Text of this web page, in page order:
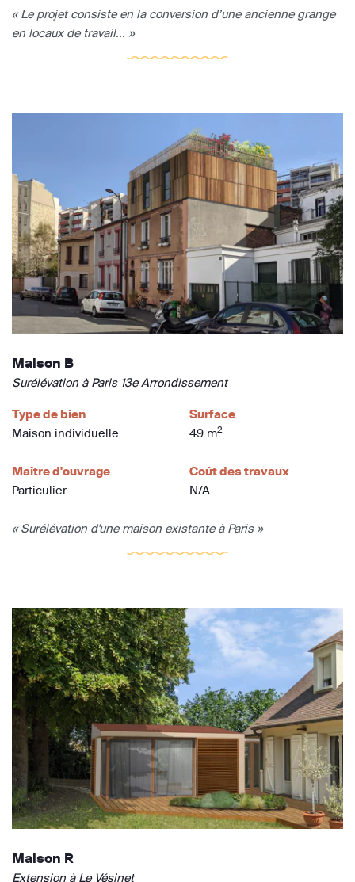
« Le projet consiste en la conversion d’une ancienne grange
en locaux de travail... »
Maison B
Surélévation à Paris 13e Arrondissement
Type de bien
Maison individuelle
Surface
49 m2
Maître d'ouvrage
Particulier
Coût des travaux
N/A
« Surélévation d'une maison existante à Paris »
Maison R
Extension à Le Vésinet